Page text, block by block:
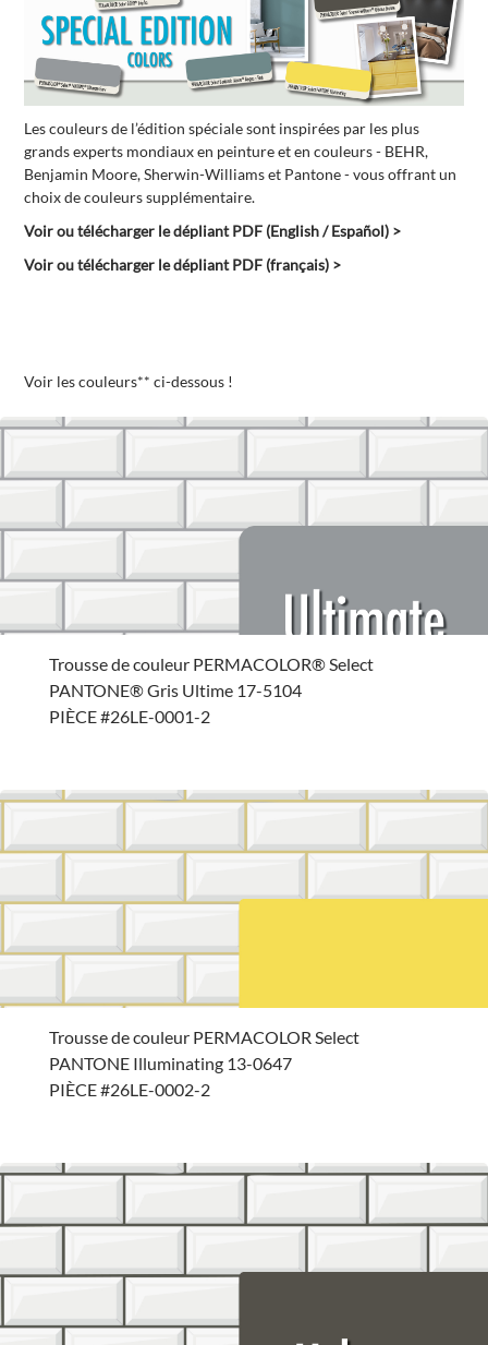
Les couleurs de l’édition spéciale sont inspirées par les plus
grands experts mondiaux en peinture et en couleurs - BEHR,
Benjamin Moore, Sherwin-Williams et Pantone - vous offrant un
choix de couleurs supplémentaire.
Voir ou télécharger le dépliant PDF (English / Español) >
Voir ou télécharger le dépliant PDF (français) >
Voir les couleurs** ci-dessous !
Trousse de couleur PERMACOLOR® Select
PANTONE® Gris Ultime 17-5104
PIÈCE #26LE-0001-2
Trousse de couleur PERMACOLOR Select
PANTONE Illuminating 13-0647
PIÈCE #26LE-0002-2